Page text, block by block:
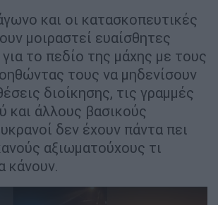
και οι κατασκοπευτικές
μοιραστεί ευαίσθητες
το πεδίο της μάχης με τους
τους να μηδενίσουν
διοίκησης, τις γραμμές
και άλλους βασικούς
δεν έχουν πάντα πει
αξιωματούχους τι
κάνουν.